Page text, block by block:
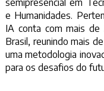
semipresencial em
e Humanidades.
IA conta com mais
Brasil, reunindo mais
uma metodologia
para os desafios do